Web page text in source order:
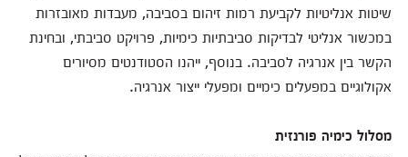
שיטות אנליטיות לקביעת רמות זיהום בסביבה, מעבדות מאובזרות
במכשור אנליטי לבדיקות סביבתיות כימיות, פרויקט סביבתי, ובחינת
הקשר בין אנרגיה לסביבה. בנוסף, ייהנו הסטודנטים מסיורים
אקולוגיים במפעלים כימיים ומפעלי ייצור אנרגיה.
מסלול כימיה פורנזית